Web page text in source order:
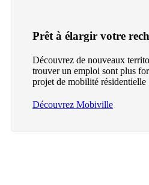
Prêt à élargir votre
Découvrez de nouveaux
trouver un emploi sont plus
projet de mobilité résidentielle
Découvrez Mobiville